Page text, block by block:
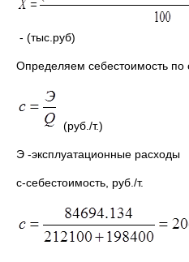
- (тыс.руб)
Определяем себестоимость
(руб./т.)
Э -эксплуатационные расходы
с-себестоимость, руб./т.